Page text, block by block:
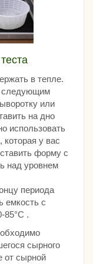
в тепле.
следующим
или
на дно
использовать
у вас
форму с
над уровнем
периода
емкость с
85°С .
сырного
от сырной